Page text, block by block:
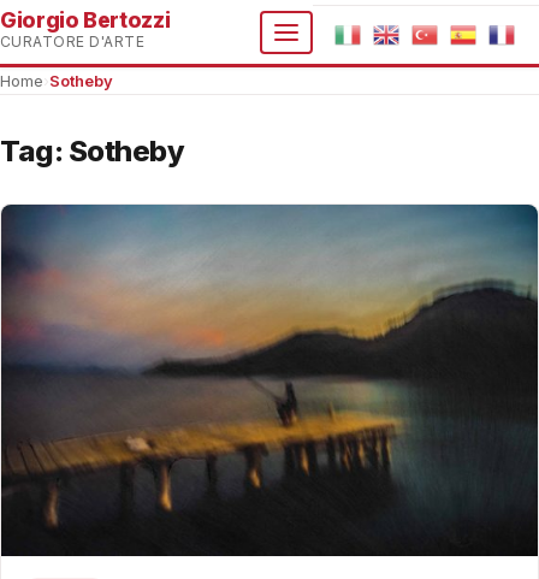
Giorgio Bertozzi
CURATORE D'ARTE
Home Sotheby
Tag: Sotheby